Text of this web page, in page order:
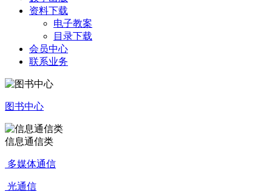
资料下载
电子教案
目录下载
会员中心
联系业务
图书中心
信息通信类
多媒体通信
光通信